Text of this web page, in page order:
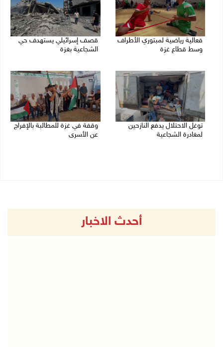
فعالية رياضية لمبتوري الأطراف
وسط قطاع غزة
قصف إسرائيلي يستهدف حي
الشجاعية بغزة
توغل الاحتلال يدفع النازحين
لمغادرة الشجاعية
وقفة في غزة للمطالبة بالإفراج
عن الأسرى
أحدث الاخبار